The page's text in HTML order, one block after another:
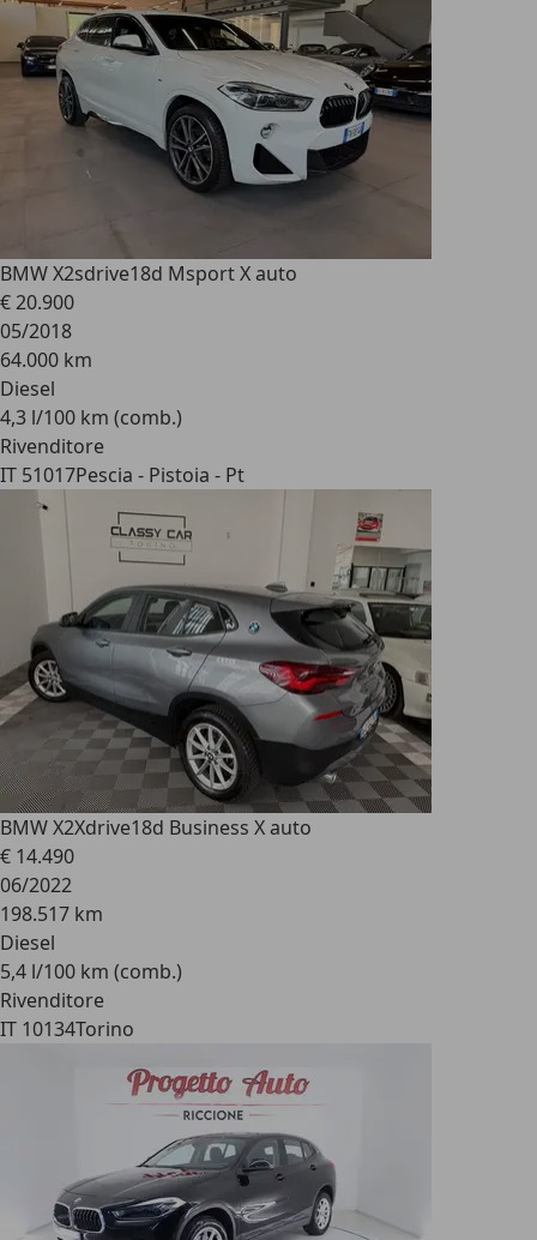
BMW X2sdrive18d Msport X auto
€ 20.900
05/2018
64.000 km
Diesel
4,3 l/100 km (comb.)
Rivenditore
IT 51017Pescia - Pistoia - Pt
BMW X2Xdrive18d Business X auto
€ 14.490
06/2022
198.517 km
Diesel
5,4 l/100 km (comb.)
Rivenditore
IT 10134Torino